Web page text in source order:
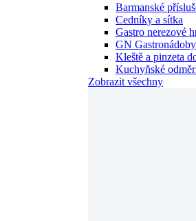
Barmanské
Cedníky a sítka
Gastro nerezové
GN Gastronádoby
Kleště a pinzeta
Kuchyňské
Zobrazit všechny